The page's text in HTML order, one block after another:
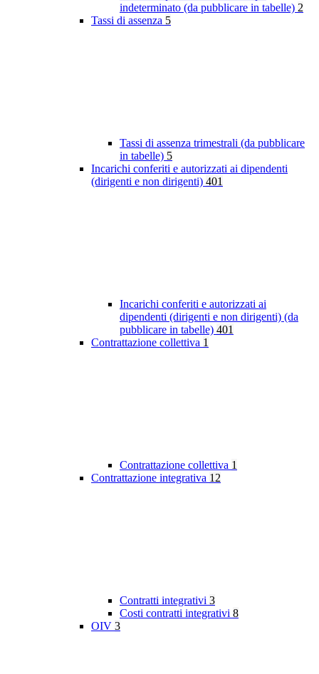
indeterminato (da pubblicare in tabelle) 2
Tassi di assenza 5
Tassi di assenza trimestrali (da pubblicare
in tabelle) 5
Incarichi conferiti e autorizzati ai dipendenti
(dirigenti e non dirigenti) 401
Incarichi conferiti e autorizzati ai
dipendenti (dirigenti e non dirigenti) (da
pubblicare in tabelle) 401
Contrattazione collettiva 1
Contrattazione collettiva 1
Contrattazione integrativa 12
Contratti integrativi 3
Costi contratti integrativi 8
OIV 3